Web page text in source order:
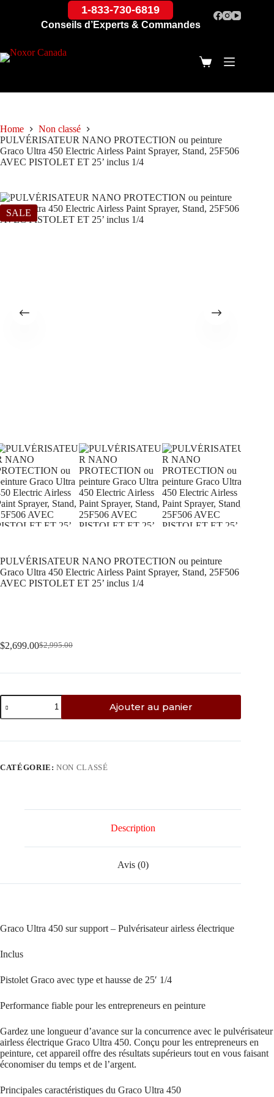
1-833-730-6819
Conseils d’Experts & Commandes
Home
Non classé
PULVÉRISATEUR NANO PROTECTION ou peinture
Graco Ultra 450 Electric Airless Paint Sprayer, Stand, 25F506
AVEC PISTOLET ET 25’ inclus 1/4
SALE
PULVÉRISATEUR NANO PROTECTION ou peinture
Graco Ultra 450 Electric Airless Paint Sprayer, Stand, 25F506
AVEC PISTOLET ET 25’ inclus 1/4
$2,995.00
$2,699.00
Ajouter au panier
CATÉGORIE:NON CLASSÉ
Description
Avis (0)
Graco Ultra 450 sur support – Pulvérisateur airless électrique
Inclus
Pistolet Graco avec type et hausse de 25′ 1/4
Performance fiable pour les entrepreneurs en peinture
Gardez une longueur d’avance sur la concurrence avec le pulvérisateur
airless électrique Graco Ultra 450. Conçu pour les entrepreneurs en
peinture, cet appareil offre des résultats supérieurs tout en vous faisant
économiser du temps et de l’argent.
Principales caractéristiques du Graco Ultra 450